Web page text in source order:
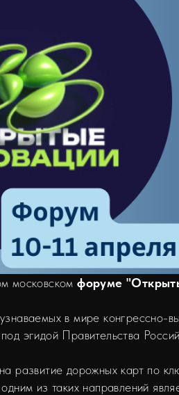
московскомфоруме
в мире конгрессно-
эгидой Правительства
развитие дорожных карт по
из таких направлений